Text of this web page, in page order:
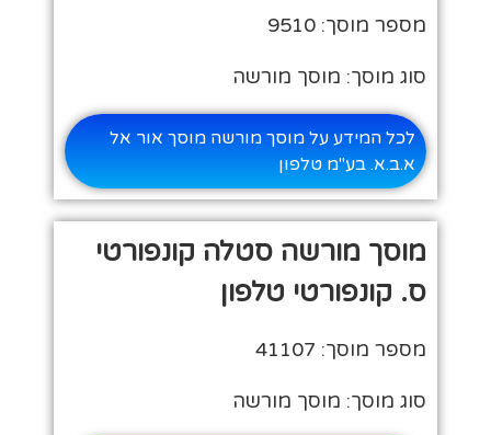
מספר מוסך: 9510
סוג מוסך: מוסך מורשה
לכל המידע על מוסך מורשה מוסך אור אל
א.ב.א. בע"מ טלפון
מוסך מורשה סטלה קונפורטי
ס. קונפורטי טלפון
מספר מוסך: 41107
סוג מוסך: מוסך מורשה